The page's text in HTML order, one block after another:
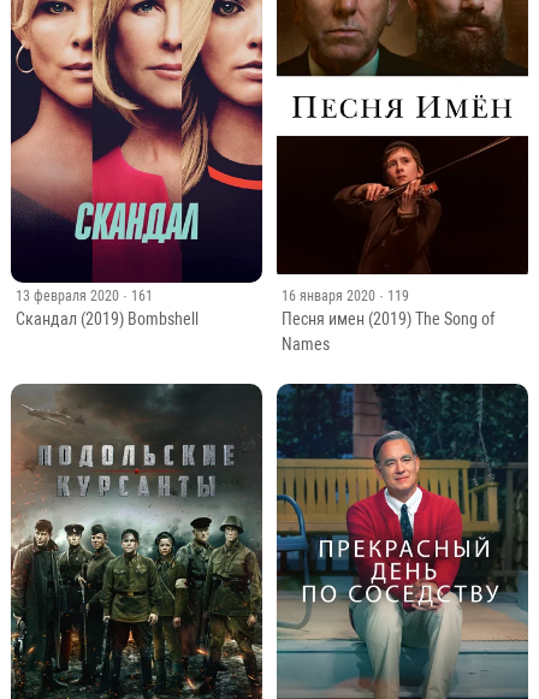
13 февраля 2020 · 161
Скандал (2019) Bombshell
16 января 2020 · 119
Песня имен (2019) The Song of
Names